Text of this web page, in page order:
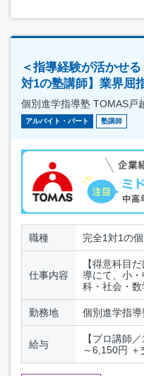
＜指導経験が活かせ
対1の塾講師】業界屈
個別進学指導塾 TOMAS戸
アルバイト・パート 塾講師
職種 完全1対1の
仕事内容
【得意科目
導にて、小
科・社会・数
勤務地 個別進学指導
給与
【プロ講師
～6,150円 ＋